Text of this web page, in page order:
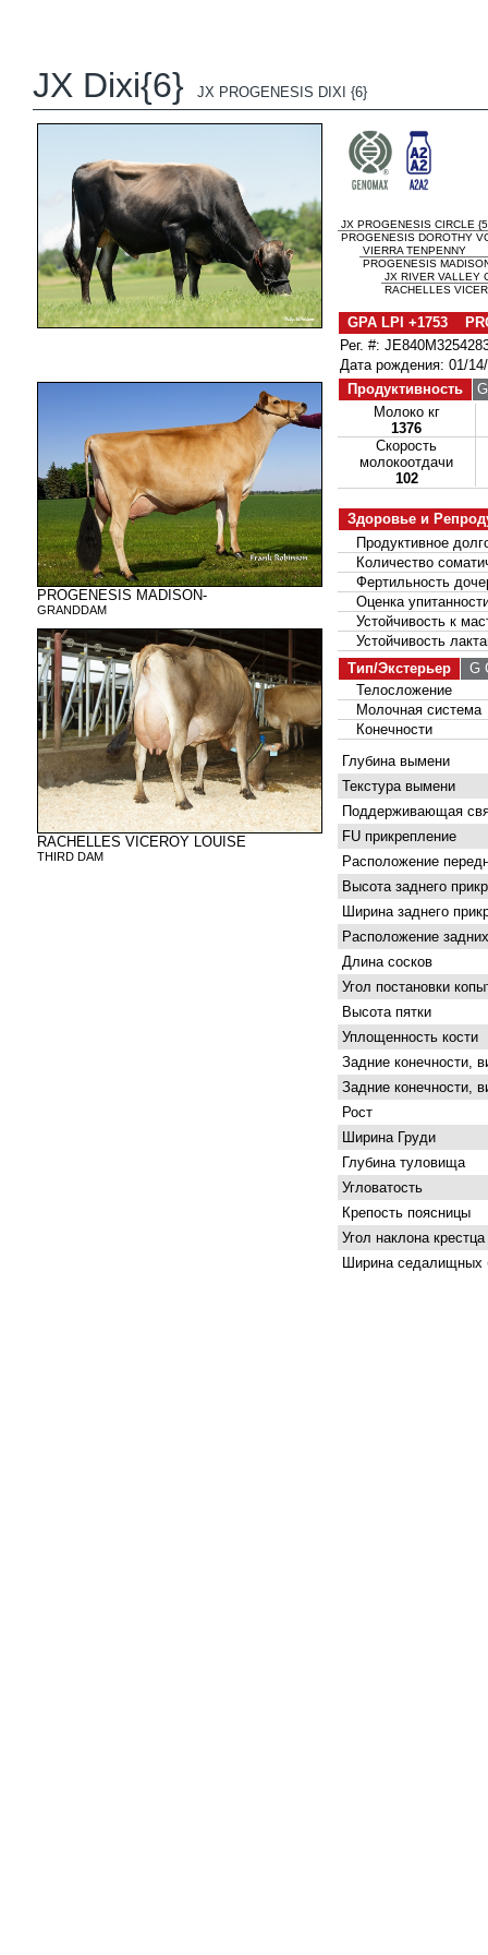
JX Dixi{6} JX PROGENESIS DIXI {6}
PROGENESIS MADISON-
GRANDDAM
RACHELLES VICEROY LOUISE
THIRD DAM
JX PROGENESIS CIRCLE
PROGENESIS DOROTHY
VIERRA TENPENNY
PROGENESIS
JX RIVER VALLEY
RACHELLES
GPA LPI +1753
Рег. #:
Дата рождения: 01/
Продуктивность
Молоко кг
1376
Скорость
молокоотдачи
102
Здоровье и
Продуктивное
Количество
Фертильность
Оценка
Устойчивость к
Устойчивость
Тип/Экстерьер
G
Телосложение
Молочная система
Конечности
Глубина вымени
Текстура вымени
Поддерживающая
FU прикрепление
Расположение
Высота заднего
Ширина заднего
Расположение
Длина сосков
Угол постановки
Высота пятки
Уплощенность кости
Задние конечности,
Задние конечности,
Рост
Ширина Груди
Глубина туловища
Угловатость
Крепость поясницы
Угол наклона крестца
Ширина седалищных